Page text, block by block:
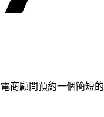
商顧問預約一個簡短